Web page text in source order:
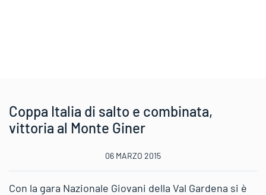
Coppa Italia di salto e combinata,
vittoria al Monte Giner
06 MARZO 2015
Con la gara Nazionale Giovani della Val Gardena si è